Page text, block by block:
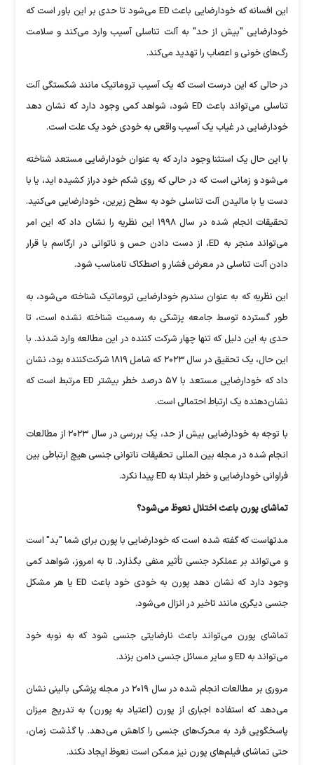
این افسانه که خودارضایی باعث ED می‌شود تا حدی بر این باور است که
خودارضایی "بیش از حد" به آلت تناسلی آسیب وارد می‌کند و سلامت
رگ‌های خونی و اعصاب را تهدید می‌کند.
در حالی که این درست است که یک آسیب تروماتیک مانند شکستگی آلت
تناسلی می‌تواند باعث ED شود، شواهد کمی وجود دارد که نشان دهد
خودارضایی در غیاب یک آسیب واقعی به خودی خود یک علت است.
با این حال یک استثنا وجود دارد که به عنوان خودارضایی مستعد شناخته
می‌شود و زمانی است که در حالی که روی شکم خود دراز کشیده اید، یا با
دست یا با مالیدن آلت تناسلی خود به سطح زیرین، خودارضایی می‌کنید.
تحقیقات انجام شده در سال ۱۹۹۸ این نظریه را نشان داد که این امر
می‌تواند منجر به ED، از دست دادن حس و ناتوانی در ارگاسم با قرار
دادن آلت تناسلی در معرض فشار و اصطکاک نامناسب شود.
این نظریه که به عنوان سندرم خودارضایی تروماتیک شناخته می‌شود، به
طور گسترده توسط جامعه پزشکی به رسمیت شناخته نشده است، تا
حدی به این دلیل که تنها چهار شرکت کننده در این مطالعه وارد شدند. با
این حال، یک تحقیق در سال ۲۰۲۳ که شامل ۱۸۱۹ شرکت‌کننده بود، نشان
داد که خودارضایی مستعد با ۵۷ درصد خطر بیشتر ED مرتبط است که
نشان‌دهنده یک ارتباط احتمالی است.
با توجه به خودارضایی بیش از حد، یک بررسی در سال ۲۰۲۳ از مطالعات
انجام شده در مجله بین المللی تحقیقات ناتوانی جنسی هیچ ارتباطی بین
فراوانی خودارضایی و خطر ابتلا به ED پیدا نکرد.
تماشای پورن باعث اختلال نعوظ می‌شود؟
مدتهاست که گفته شده است که خودارضایی با پورن برای شما "بد" است
و می‌تواند بر عملکرد جنسی تأثیر منفی بگذارد. تا به امروز، شواهد کمی
وجود دارد که نشان دهد پورن به خودی خود باعث ED یا هر مشکل
جنسی دیگری مانند تاخیر در انزال می‌شود.
تماشای پورن می‌تواند باعث نارضایتی جنسی شود که به نوبه خود
می‌تواند به ED و سایر مسائل جنسی دامن بزند.
مروری بر مطالعات انجام شده در سال ۲۰۱۹ در مجله پزشکی بالینی نشان
می‌دهد که استفاده اجباری از پورن (اعتیاد به پورن) به تدریج میزان
پاسخگویی فرد به محرک‌های جنسی را کاهش می‌دهد. با گذشت زمان،
حتی تماشای فیلم‌های پورن نیز ممکن است نعوظ ایجاد نکند.